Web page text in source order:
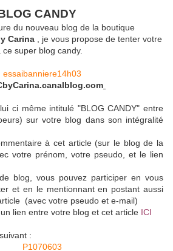
CANDY
du nouveau blog de la boutique
Carina , je vous propose de tenter votre
super blog candy.
ci même intitulé "BLOG CANDY" entre
sur votre blog dans son intégralité
à cet article (sur le blog de la
votre prénom, votre pseudo, et le lien
blog, vous pouvez participer en vous
et en le mentionnant en postant aussi
(avec votre pseudo et e-mail)
lien entre votre blog et cet article ICI
: